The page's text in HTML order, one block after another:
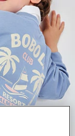
€0.00
Start order